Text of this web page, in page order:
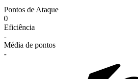
Pontos de Ataque
0
Eficiência
-
Média de pontos
-